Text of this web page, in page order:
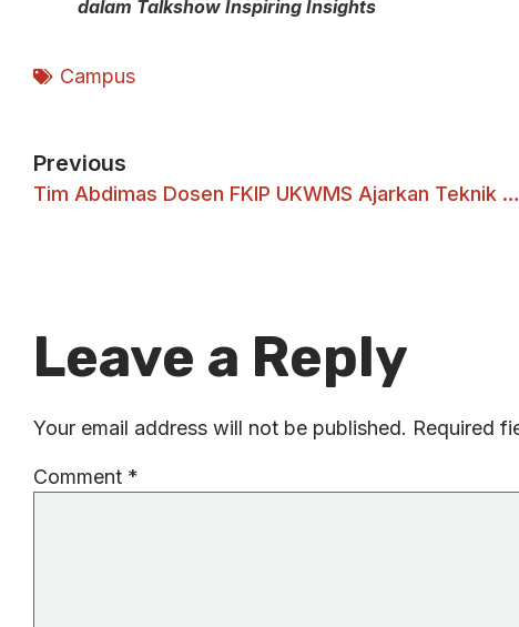
dalam Talkshow Inspiring Insights
Campus
Previous
Tim Abdimas Dosen FKIP UKWMS Ajarkan Teknik Berpikir Komputasional
Leave a Reply
Your email address will not be published. Required
Comment *